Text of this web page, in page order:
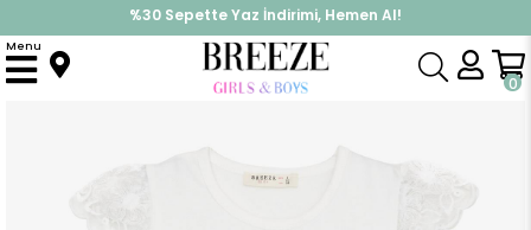
%30 Sepette Yaz İndirimi, Hemen Al!
İndirimlere ek %10 İndirimi Kap, Hemen Üye Ol!
0
Menu
Anasayfa Elbise Modelleri Yazlık Elbise Kız Çocuk Elbise Yaz Temalı Yazı Baskılı Ekru (2-6 Yaş)